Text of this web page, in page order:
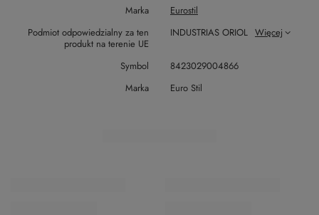
Marka
Eurostil
Podmiot odpowiedzialny za ten
produkt na terenie UE
INDUSTRIAS ORIOL Więcej
Symbol
8423029004866
Marka
Euro Stil